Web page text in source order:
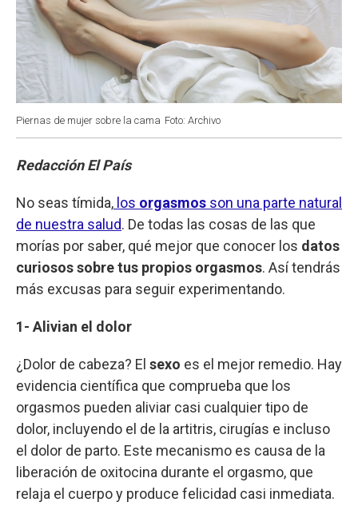
Piernas de mujer sobre la cama Foto: Archivo
Redacción El País
No seas tímida, los orgasmos son una parte natural
de nuestra salud. De todas las cosas de las que
morías por saber, qué mejor que conocer los datos
curiosos sobre tus propios orgasmos. Así tendrás
más excusas para seguir experimentando.
1- Alivian el dolor
¿Dolor de cabeza? El sexo es el mejor remedio. Hay
evidencia científica que comprueba que los
orgasmos pueden aliviar casi cualquier tipo de
dolor, incluyendo el de la artitris, cirugías e incluso
el dolor de parto. Este mecanismo es causa de la
liberación de oxitocina durante el orgasmo, que
relaja el cuerpo y produce felicidad casi inmediata.